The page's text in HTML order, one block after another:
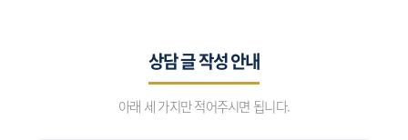
상담 글 작성 안내
아래 세 가지만 적어주시면 됩니다.